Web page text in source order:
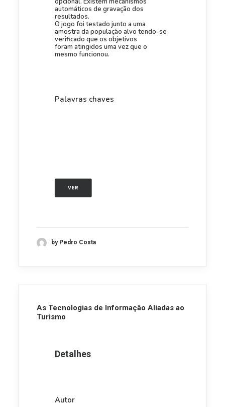
automáticos de gravação dos
resultados.
O jogo foi testado junto a uma
amostra da população alvo tendo-se
verificado que os objetivos
foram atingidos uma vez que o
mesmo funcionou.
Palavras chaves
VER
by Pedro Costa
As Tecnologias de Informação Aliadas ao
Turismo
Detalhes
Autor